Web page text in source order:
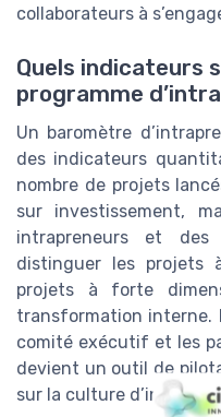
collaborateurs à
Quels indicateurs
programme
Un baromètre
des indicateurs
nombre de projets
sur investissement,
intrapreneurs et
distinguer les projets
projets à forte
transformation interne.
comité exécutif et les
devient un outil de
sur la culture